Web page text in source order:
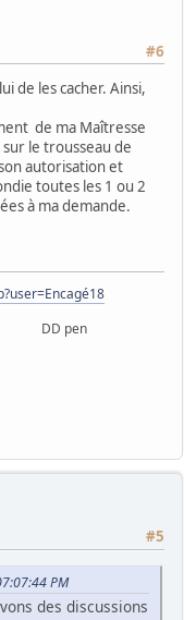
#6
de les cacher. Ainsi,
de ma Maîtresse
le trousseau de
autorisation et
toutes les 1 ou 2
à ma demande.
DD pen
#5
PM
des discussions